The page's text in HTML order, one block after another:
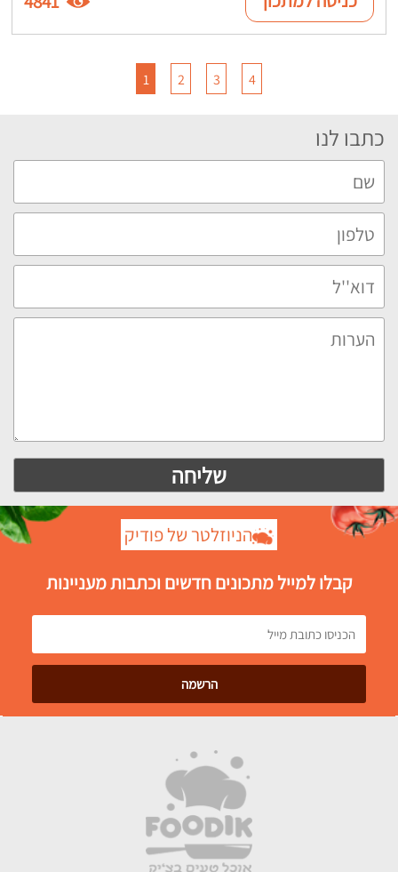
1 2 3 4
כתבו לנו
הניוזלטר של פודיק
קבלו למייל מתכונים חדשים וכתבות מעניינות